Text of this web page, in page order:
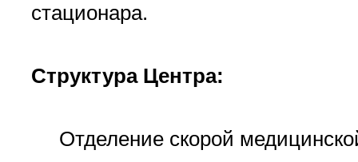
стационара.
Структура Центра:
Отделение скорой